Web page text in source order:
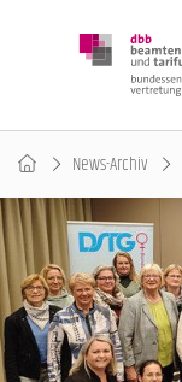
News-Archiv